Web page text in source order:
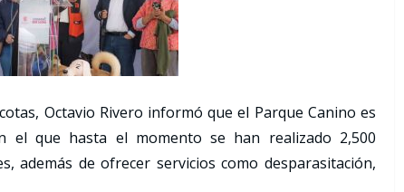
Octavio Rivero informó que el Parque Canino es
el que hasta el momento se han realizado 2,500
además de ofrecer servicios como desparasitación,